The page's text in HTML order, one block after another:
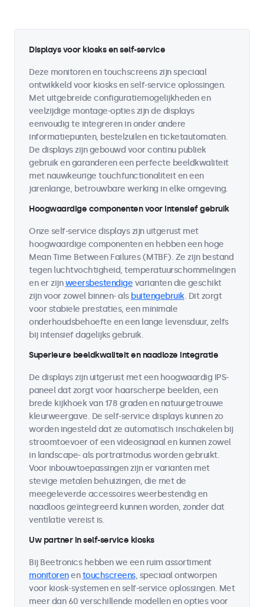
Displays voor kiosks en self-service
Deze monitoren en touchscreens zijn speciaal
ontwikkeld voor kiosks en self-service oplossingen.
Met uitgebreide configuratiemogelijkheden en
veelzijdige montage-opties zijn de displays
eenvoudig te integreren in onder andere
informatiepunten, bestelzuilen en ticketautomaten.
De displays zijn gebouwd voor continu publiek
gebruik en garanderen een perfecte beeldkwaliteit
met nauwkeurige touchfunctionaliteit en een
jarenlange, betrouwbare werking in elke omgeving.
Hoogwaardige componenten voor intensief gebruik
Onze self-service displays zijn uitgerust met
hoogwaardige componenten en hebben een hoge
Mean Time Between Failures (MTBF). Ze zijn bestand
tegen luchtvochtigheid, temperatuurschommelingen
en er zijnweersbestendige varianten die geschikt
zijn voor zowel binnen- als buitengebruik. Dit zorgt
voor stabiele prestaties, een minimale
onderhoudsbehoefte en een lange levensduur, zelfs
bij intensief dagelijks gebruik.
Superieure beeldkwaliteit en naadloze integratie
De displays zijn uitgerust met een hoogwaardig IPS-
paneel dat zorgt voor haarscherpe beelden, een
brede kijkhoek van 178 graden en natuurgetrouwe
kleurweergave. De self-service displays kunnen zo
worden ingesteld dat ze automatisch inschakelen bij
stroomtoevoer of een videosignaal en kunnen zowel
in landscape- als portraitmodus worden gebruikt.
Voor inbouwtoepassingen zijn er varianten met
stevige metalen behuizingen, die met de
meegeleverde accessoires weerbestendig en
naadloos geïntegreerd kunnen worden, zonder dat
ventilatie vereist is.
Uw partner in self-service kiosks
Bij Beetronics hebben we een ruim assortiment
monitorenentouchscreens, speciaal ontworpen
voor kiosk-systemen en self-service oplossingen. Met
meer dan 60 verschillende modellen en opties voor